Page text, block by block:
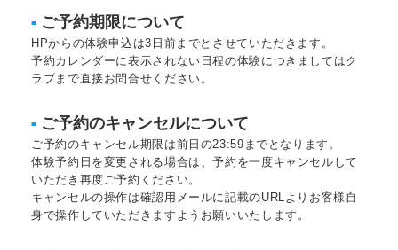
■ ご予約期限について
HPからの体験申込は3日前までとさせていただきます。
予約カレンダーに表示されない日程の体験につきましてはク
ラブまで直接お問合せください。
■ ご予約のキャンセルについて
ご予約のキャンセル期限は前日の23:59までとなります。
体験予約日を変更される場合は、予約を一度キャンセルして
いただき再度ご予約ください。
キャンセルの操作は確認用メールに記載のURLよりお客様自
身で操作していただきますようお願いいたします。